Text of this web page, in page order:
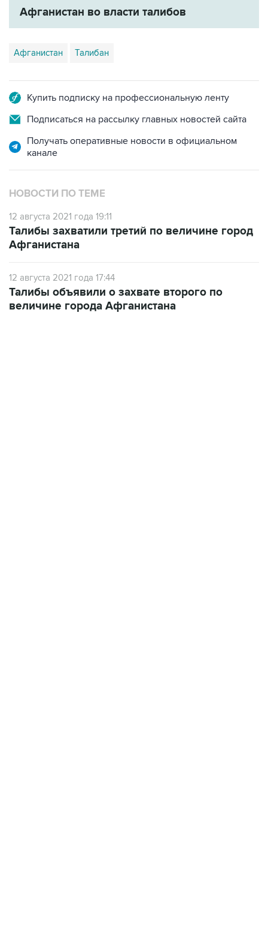
Афганистан во власти талибов
Афганистан Талибан
Купить подписку на профессиональную ленту
Подписаться на рассылку главных новостей сайта
Получать оперативные новости в официальном
канале
НОВОСТИ ПО ТЕМЕ
12 августа 2021 года 19:11
Талибы захватили третий по величине город
Афганистана
12 августа 2021 года 17:44
Талибы объявили о захвате второго по
величине города Афганистана